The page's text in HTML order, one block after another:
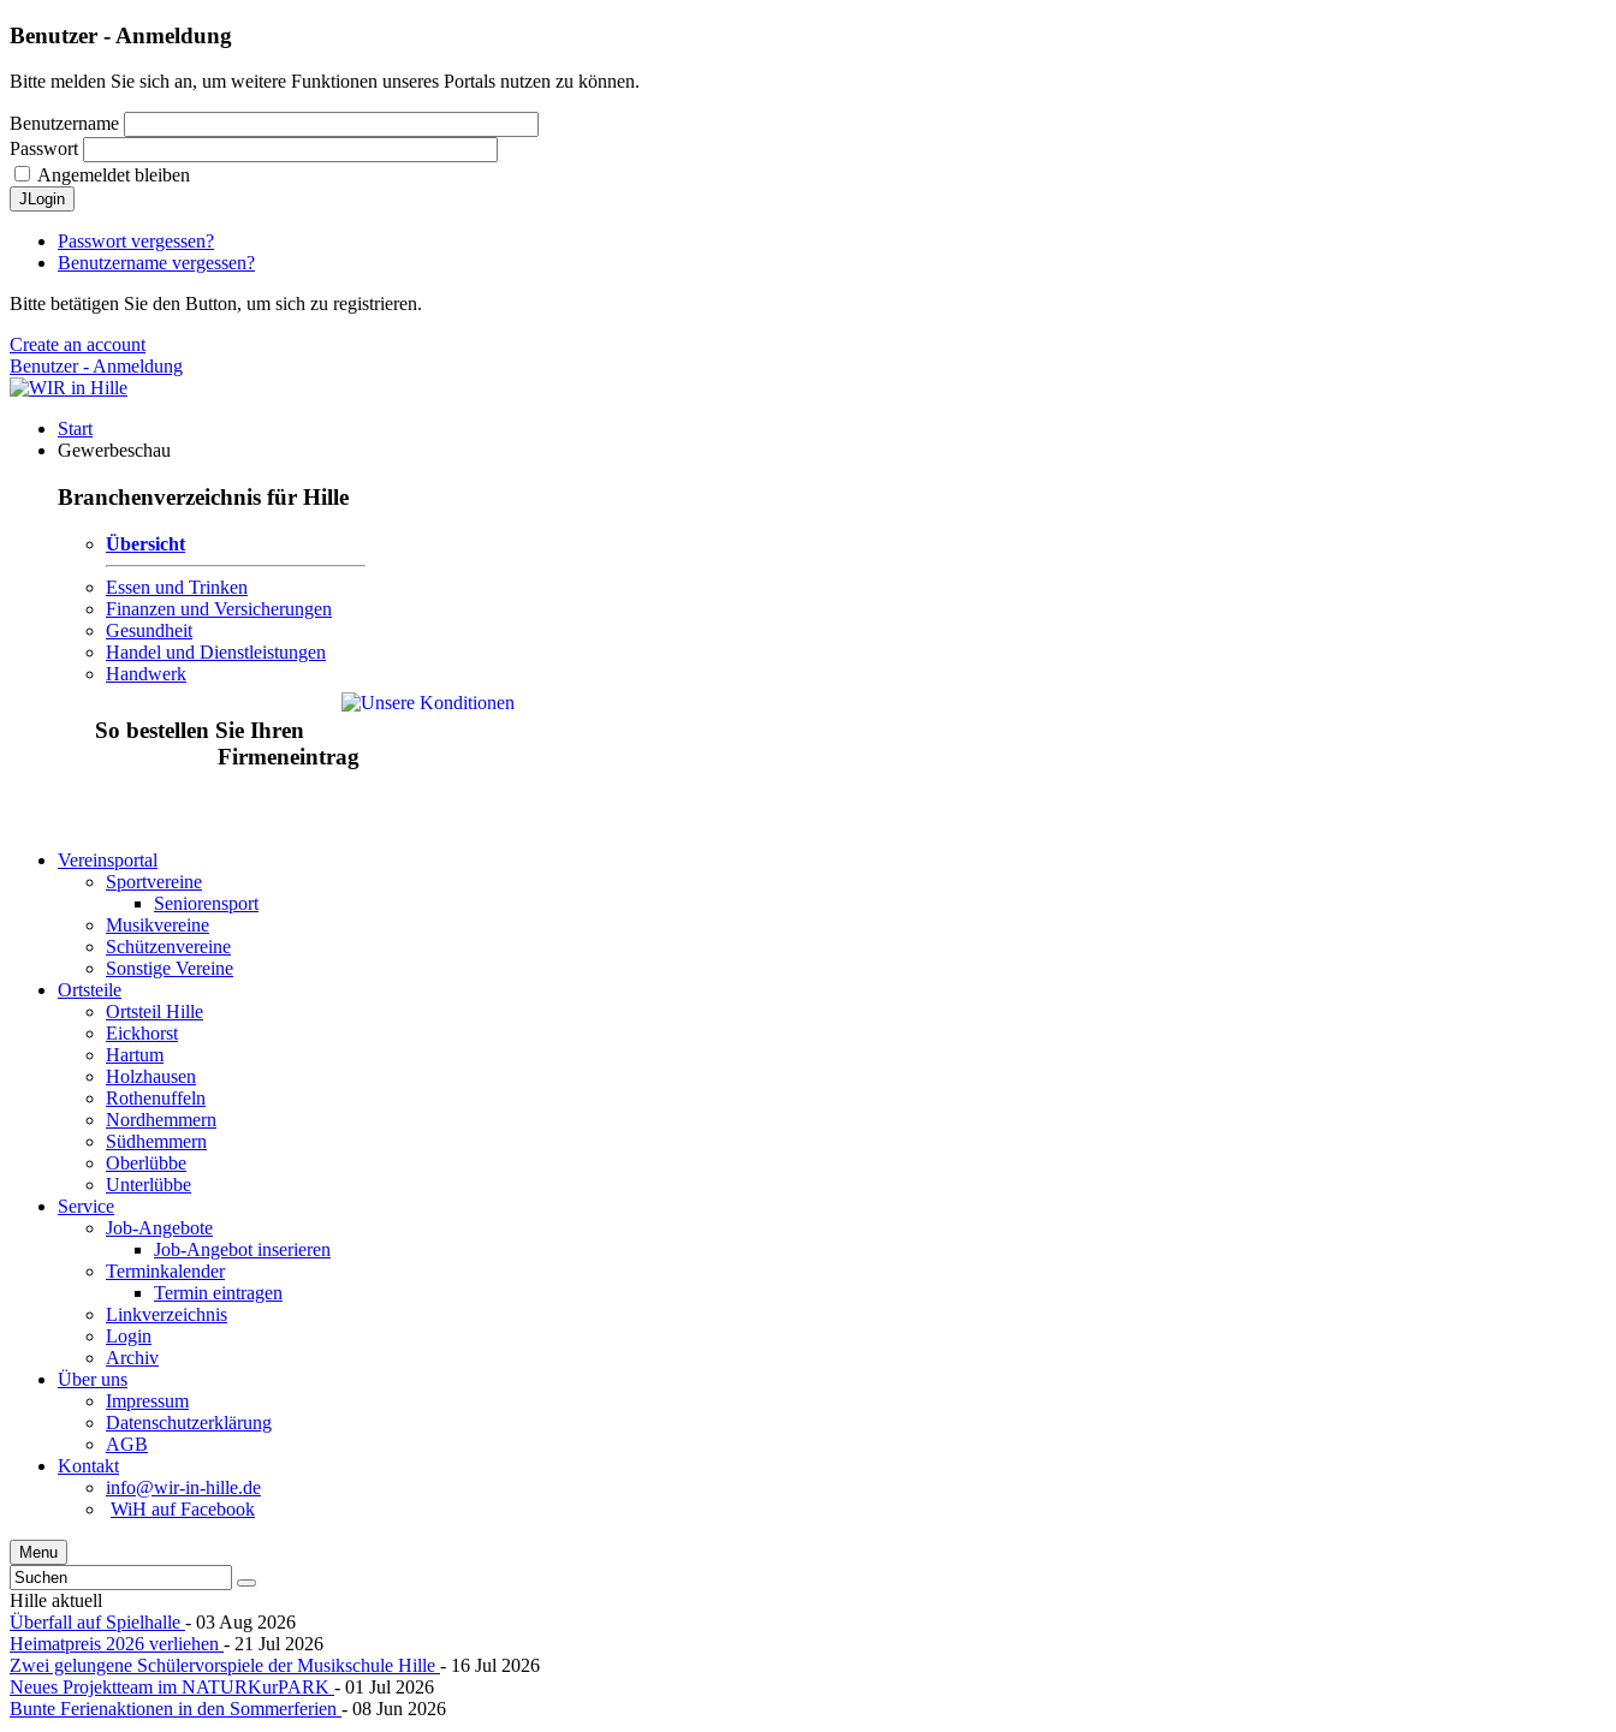
Benutzer - Anmeldung
Bitte melden Sie sich an, um weitere Funktionen unseres Portals nutzen zu können.
Benutzername
Passwort
Angemeldet bleiben
JLogin
Passwort vergessen?
Benutzername vergessen?
Bitte betätigen Sie den Button, um sich zu registrieren.
Create an account
Benutzer - Anmeldung
Start
Gewerbeschau
Branchenverzeichnis für Hille
Übersicht
Essen und Trinken
Finanzen und Versicherungen
Gesundheit
Handel und Dienstleistungen
Handwerk
So bestellen Sie Ihren
Firmeneintrag
Vereinsportal
Sportvereine
Seniorensport
Musikvereine
Schützenvereine
Sonstige Vereine
Ortsteile
Ortsteil Hille
Eickhorst
Hartum
Holzhausen
Rothenuffeln
Nordhemmern
Südhemmern
Oberlübbe
Unterlübbe
Service
Job-Angebote
Job-Angebot inserieren
Terminkalender
Termin eintragen
Linkverzeichnis
Login
Archiv
Über uns
Impressum
Datenschutzerklärung
AGB
Kontakt
info@wir-in-hille.de
WiH auf Facebook
Menu
Hille aktuell
Überfall auf Spielhalle - 03 Aug 2026
Heimatpreis 2026 verliehen - 21 Jul 2026
Zwei gelungene Schülervorspiele der Musikschule Hille - 16 Jul 2026
Neues Projektteam im NATURKurPARK - 01 Jul 2026
Bunte Ferienaktionen in den Sommerferien - 08 Jun 2026